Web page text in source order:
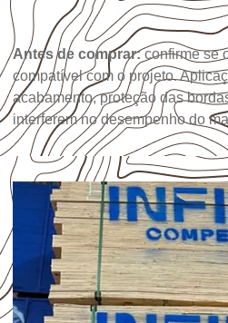
Antes de comprar:confirme se
compatível com o projeto.
acabamento, proteção das
interferem no desempenho do